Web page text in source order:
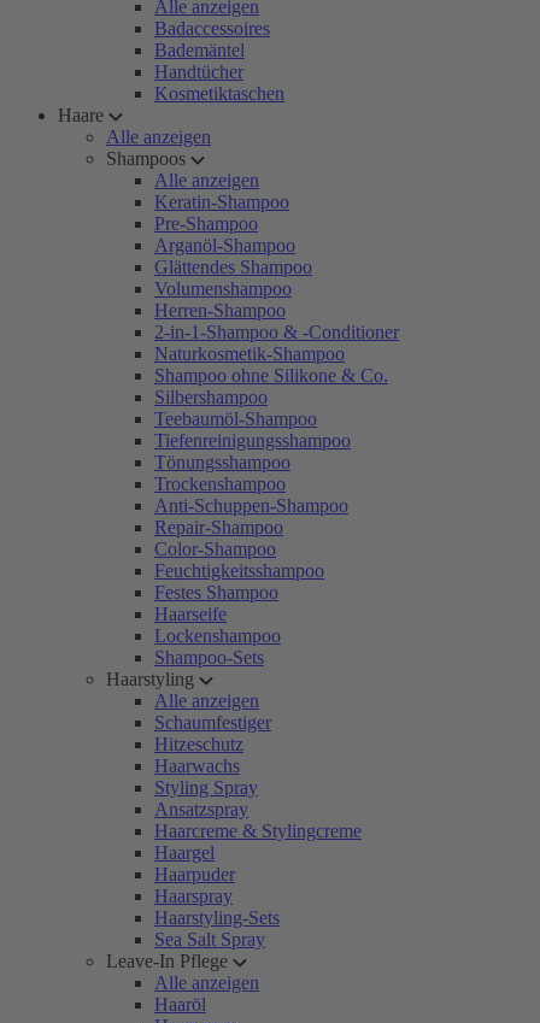
Alle anzeigen
Badaccessoires
Bademäntel
Handtücher
Kosmetiktaschen
Haare
Alle anzeigen
Shampoos
Alle anzeigen
Keratin-Shampoo
Pre-Shampoo
Arganöl-Shampoo
Glättendes Shampoo
Volumenshampoo
Herren-Shampoo
2-in-1-Shampoo & -Conditioner
Naturkosmetik-Shampoo
Shampoo ohne Silikone & Co.
Silbershampoo
Teebaumöl-Shampoo
Tiefenreinigungsshampoo
Tönungsshampoo
Trockenshampoo
Anti-Schuppen-Shampoo
Repair-Shampoo
Color-Shampoo
Feuchtigkeitsshampoo
Festes Shampoo
Haarseife
Lockenshampoo
Shampoo-Sets
Haarstyling
Alle anzeigen
Schaumfestiger
Hitzeschutz
Haarwachs
Styling Spray
Ansatzspray
Haarcreme & Stylingcreme
Haargel
Haarpuder
Haarspray
Haarstyling-Sets
Sea Salt Spray
Leave-In Pflege
Alle anzeigen
Haaröl